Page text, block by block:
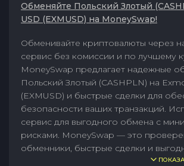
Обменяйте Польский Злотый
USD (EXMUSD) на MoneySwap!
Обменивайте криптовалюты через
сервис без комиссии и по лучшему
MoneySwap предлагает надежные
Польский Злотый (CASHPLN) на
(EXMUSD) и быстрые сделки для
безопасности ваших транзакций.
сервис для выгодного обмена с
рисками. MoneySwap — это
обменники, быстрые сделки и